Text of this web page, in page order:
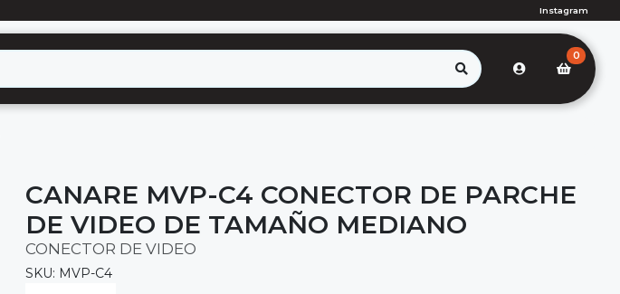
Instagram
0
CANARE MVP-C4 CONECTOR DE PARCHE
DE VIDEO DE TAMAÑO MEDIANO
CONECTOR DE VIDEO
SKU: MVP-C4